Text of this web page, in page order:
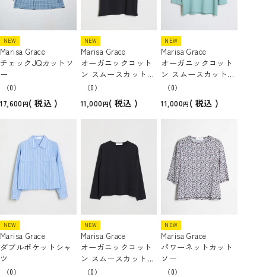
NEW
Marisa Grace
チェックJQカットソ
ー
（0）
17,600 税込
NEW
Marisa Grace
オーガニックコット
ン スムースカットソ
ー（0）
11,000 税込
NEW
Marisa Grace
オーガニックコット
ン スムースカットソ
ー（0）
11,000 税込
NEW
Marisa Grace
ダブルポケットシャ
ツ
（0）
NEW
Marisa Grace
オーガニックコット
ン スムースカットソ
ー（0）
NEW
Marisa Grace
パワーネットカット
ソー
（0）